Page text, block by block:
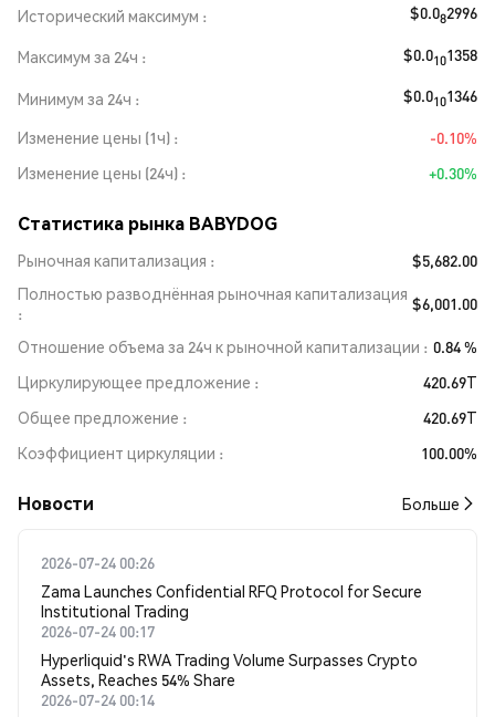
Исторический максимум
$0.082996
Максимум за 24ч $0.0101358
Минимум за 24ч $0.0101346
Изменение цены (1ч)
-0.10%
Изменение цены (24ч)
+0.30%
Статистика рынка BABYDOG
Рыночная капитализация
$5,682.00
Полностью разводнённая рыночная капитализация $6,001.00
Отношение объема за 24ч к рыночной капитализации
0.84 %
Циркулирующее предложение
420.69T
Общее предложение
420.69T
Коэффициент циркуляции
100.00%
Новости Больше
2026-07-24 00:26
Zama Launches Confidential RFQ Protocol for Secure
Institutional Trading
2026-07-24 00:17
Hyperliquid's RWA Trading Volume Surpasses Crypto
Assets, Reaches 54% Share
2026-07-24 00:14